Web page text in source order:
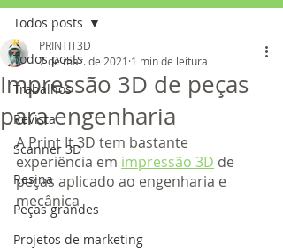
Todos posts
Trabalhos
Revista
Scanner 3D
Resina
Peças grandes
Projetos de marketing
Todos posts
Impressão 3D de peças
para engenharia
PRINTIT3D
7 de mar. de 2021 1 min de leitura
A Print It 3D tem bastante
experiência em impressão 3D de
peças aplicado ao engenharia e
mecânica